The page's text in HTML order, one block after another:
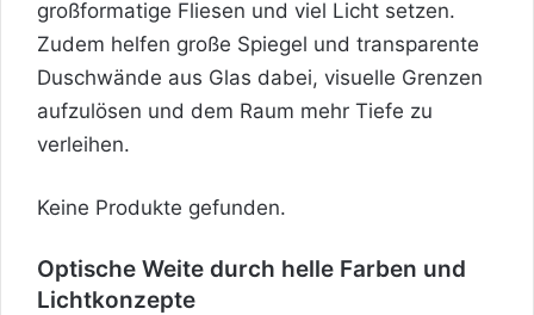
großformatige Fliesen und viel Licht setzen.
Zudem helfen große Spiegel und transparente
Duschwände aus Glas dabei, visuelle Grenzen
aufzulösen und dem Raum mehr Tiefe zu
verleihen.
Keine Produkte gefunden.
Optische Weite durch helle Farben und
Lichtkonzepte